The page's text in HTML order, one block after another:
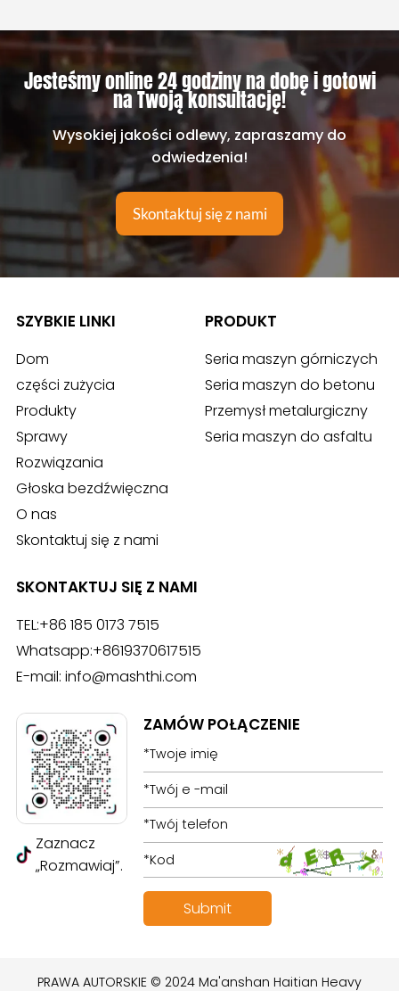
szlifowania
Jesteśmy online 24 godziny na dobę i gotowi
na Twoją konsultację!
Wysokiej jakości odlewy, zapraszamy do
odwiedzenia!
SZYBKIE LINKI
Dom
części zużycia
Produkty
Sprawy
Rozwiązania
O nas
Skontaktuj się z nami
Seria maszyn górniczych
SKONTAKTUJ SIĘ Z NAMI
Whatsapp: +8619370617515
E-mail:info@mashthi.com
ZAMÓW POŁĄCZENIE